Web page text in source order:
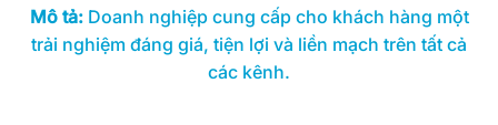
Mô tả: Doanh nghiệp cung cấp cho khách hàng một
trải nghiệm đáng giá, tiện lợi và liền mạch trên tất cả
các kênh.